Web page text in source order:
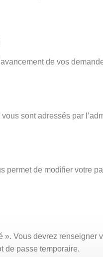
de vos
sont adressés par
permet de modifier votre
Vous devrez
de passe temporaire.